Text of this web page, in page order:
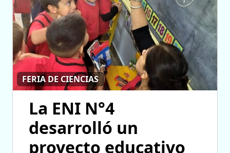
FERIA DE CIENCIAS
La ENI N°4
desarrolló un
proyecto educativo